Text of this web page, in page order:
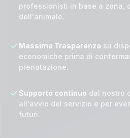
professionisti in base a zona,
dell'animale.
Massima Trasparenza su
economiche prima di
prenotazione.
Supporto continuo dal nostro
all'avvio del servizio e per
futuri.